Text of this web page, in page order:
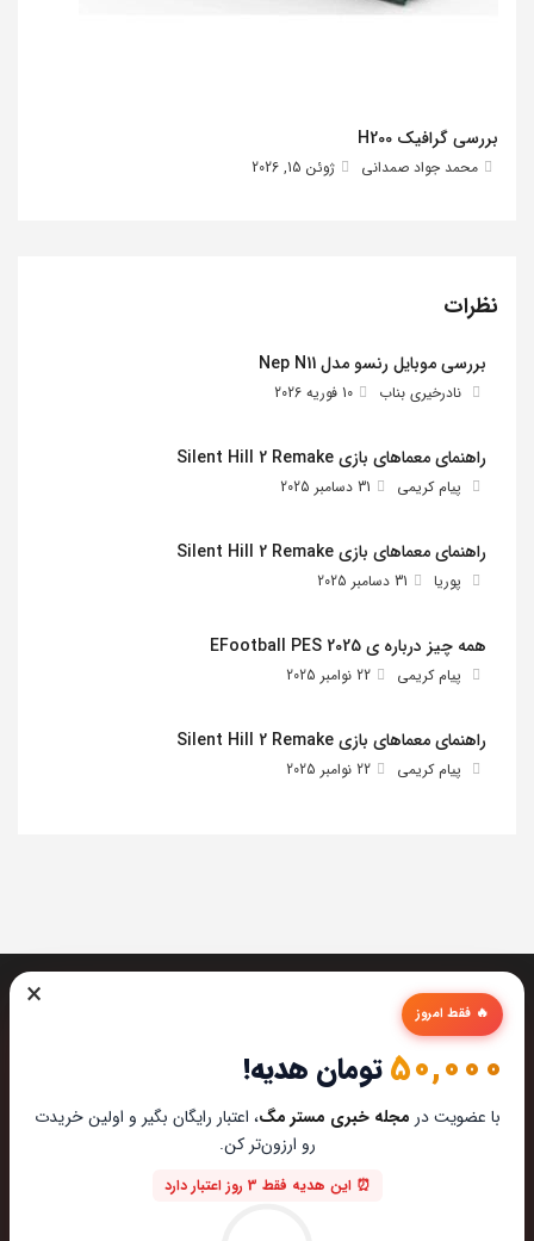
بررسی گرافیک H200
محمد جواد صمدانی ژوئن 15, 2026
نظرات
بررسی موبایل رنسو مدل Nep N11
نادرخیری بناب 10 فوریه 2026
راهنمای معماهای بازی Silent Hill 2 Remake
پیام کریمی 31 دسامبر 2025
راهنمای معماهای بازی Silent Hill 2 Remake
پوریا 31 دسامبر 2025
همه چیز درباره ی EFootball PES 2025
پیام کریمی 22 نوامبر 2025
راهنمای معماهای بازی Silent Hill 2 Remake
پیام کریمی 22 نوامبر 2025
تیم مستر مگ تمام تلاشش رو میکنه تا بهترین تخصصی ترین و
به روز ترین مطالب رو برای عاشقان تکنولوژی اماده کنه از این که
× 🔥 فقط امروز
50,000تومان هدیه!
با عضویت در مجله خبری مستر مگ، اعتبار رایگان بگیر و اولین خریدت
رو ارزون‌تر کن.
⏰ این هدیه فقط 3 روز اعتبار دارد